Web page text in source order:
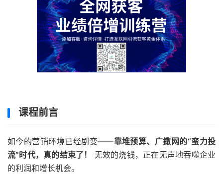
课程前言
如今的营销环境已经剧变——靠堆预算、广撒网的“蛮力投
流”时代，真的结束了！
无效的烧钱，正在无声地吞噬企业
的利润和增长机会。